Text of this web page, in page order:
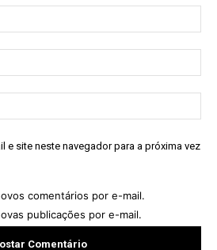
e site neste navegador para a próxima vez
comentários por e-mail.
publicações por e-mail.